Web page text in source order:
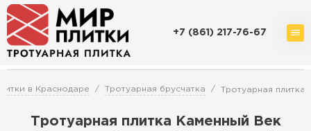
+7 (861) 217-76-67
в Краснодаре Тротуарная брусчатка Тротуарная
Тротуарная плитка Каменный Век